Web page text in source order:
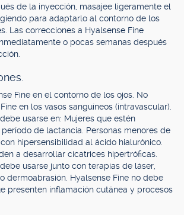
de la inyección, masajee ligeramente el
para adaptarlo al contorno de los
Las correcciones a Hyalsense Fine
o pocas semanas después
Fine en el contorno de los ojos. No
en los vasos sanguíneos (intravascular).
usarse en: Mujeres que estén
de lactancia. Personas menores de
hipersensibilidad al ácido hialurónico.
a desarrollar cicatrices hipertróficas.
usarse junto con terapias de láser,
dermoabrasión. Hyalsense Fine no debe
presenten inflamación cutánea y procesos